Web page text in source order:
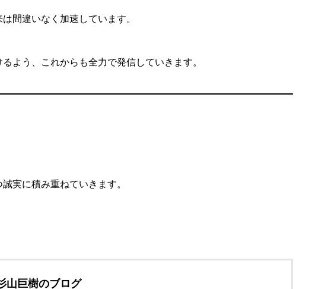
間違いなく加速しています。
よう、これからも全力で発信していきます。
実に積み重ねていきます。
山巨樹のブログ